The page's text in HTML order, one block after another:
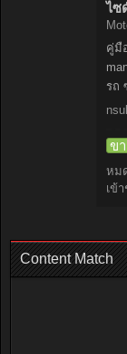
ไซ
คู่มื
รถ
ข
หม
เข้
Content Match